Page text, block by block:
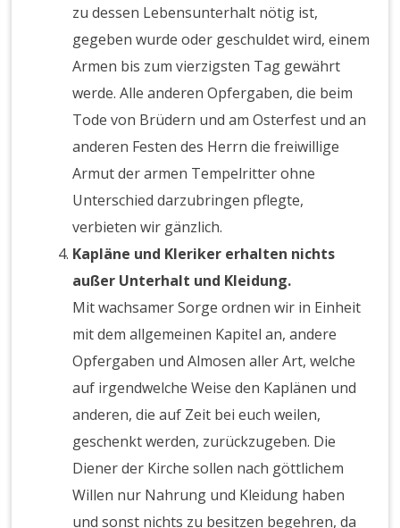
zu dessen Lebensunterhalt nötig ist,
gegeben wurde oder geschuldet wird, einem
Armen bis zum vierzigsten Tag gewährt
werde. Alle anderen Opfergaben, die beim
Tode von Brüdern und am Osterfest und an
anderen Festen des Herrn die freiwillige
Armut der armen Tempelritter ohne
Unterschied darzubringen pflegte,
verbieten wir gänzlich.
Kapläne und Kleriker erhalten nichts
außer Unterhalt und Kleidung.
Mit wachsamer Sorge ordnen wir in Einheit
mit dem allgemeinen Kapitel an, andere
Opfergaben und Almosen aller Art, welche
auf irgendwelche Weise den Kaplänen und
anderen, die auf Zeit bei euch weilen,
geschenkt werden, zurückzugeben. Die
Diener der Kirche sollen nach göttlichem
Willen nur Nahrung und Kleidung haben
und sonst nichts zu besitzen begehren, da